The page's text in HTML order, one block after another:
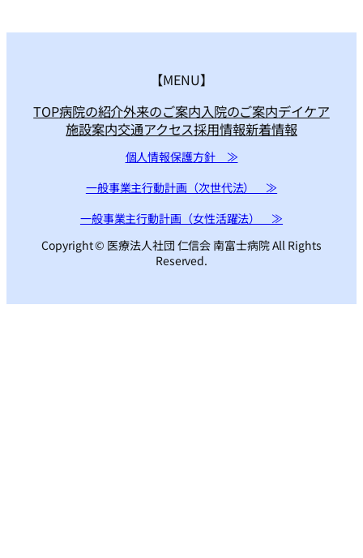
【MENU】
TOP病院の紹介外来のご案内入院のご案内デイケア
施設案内交通アクセス採用情報新着情報
個人情報保護方針 ≫
一般事業主行動計画（次世代法） ≫
一般事業主行動計画（女性活躍法） ≫
Copyright © 医療法人社団 仁信会 南富士病院 All Rights
Reserved.